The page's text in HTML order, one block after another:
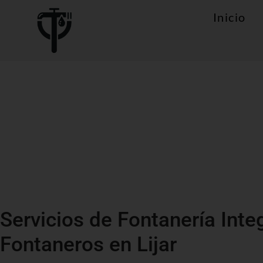
Inicio
Servicios de Fontanería
Fontaneros en Lijar